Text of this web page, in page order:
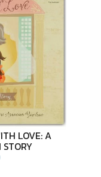
LOVE: A
STORY